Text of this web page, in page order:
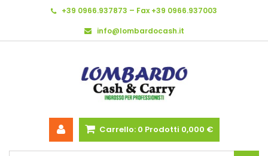
+39 0966.937873 – Fax +39 0966.937003
info@lombardocash.it
Carrello: 0 Prodotti 0,000 €